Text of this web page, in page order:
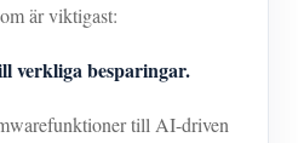
är viktigast:
verkliga besparingar.
till AI-driven